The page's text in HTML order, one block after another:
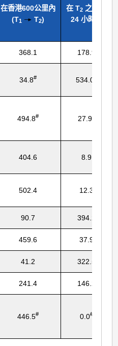
在香港600公里內
(T1 T2)
在 T2 之後的
24 小時內
368.1 178.9
34.8# 534.0
494.8# 27.9
404.6 8.9
502.4 12.3
90.7 394.2
459.6 37.9
41.2 322.5
241.4 146.2
446.5# 0.0#